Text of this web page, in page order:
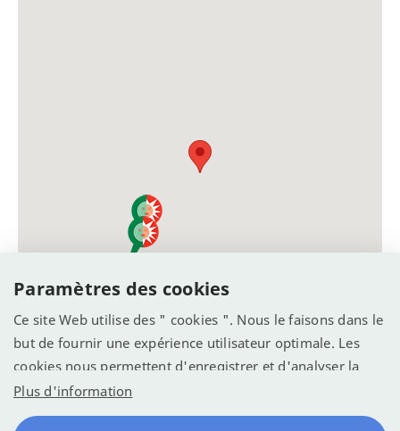
Paramètres des cookies
Ce site Web utilise des " cookies ". Nous le faisons dans le
but de fournir une expérience utilisateur optimale. Les
cookies nous permettent d'enregistrer et d'analyser la
manière dont le site Web est utilisé (voir la déclaration de
confidentialité). Nous voulons l'utiliser pour optimiser le
Plus d'information